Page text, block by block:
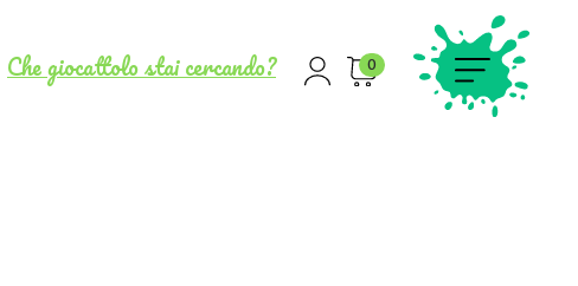
Che giocattolo stai cercando? 0